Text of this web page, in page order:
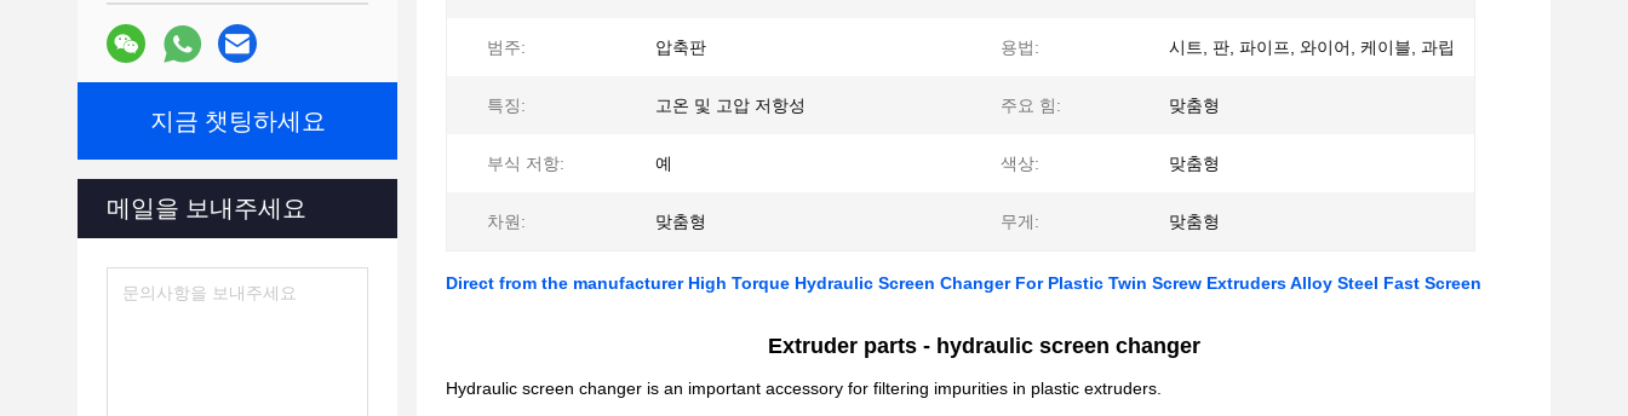
지금 챗팅하세요
메일을 보내주세요
범주: 압축판 용법: 시트, 판, 파이프, 와이어, 케이블, 과립
특징: 고온 및 고압 저항성 주요 힘: 맞춤형
부식 저항: 예 색상: 맞춤형
차원: 맞춤형 무게: 맞춤형
Direct from the manufacturer High Torque Hydraulic Screen Changer For Plastic Twin Screw Extruders Alloy Steel Fast Screen
Extruder parts - hydraulic screen changer
Hydraulic screen changer is an important accessory for filtering impurities in plastic extruders.